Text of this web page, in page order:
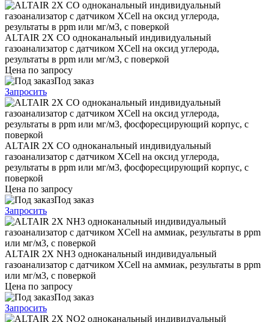
ALTAIR 2X CО одноканальный индивидуальный
газоанализатор с датчиком XCell на оксид углерода,
результаты в ppm или мг/м3, с поверкой
Цена по запросу
Под заказ
Запросить
ALTAIR 2X CО одноканальный индивидуальный
газоанализатор с датчиком XCell на оксид углерода,
результаты в ppm или мг/м3, фосфоресцирующий корпус, с
поверкой
Цена по запросу
Под заказ
Запросить
ALTAIR 2X NH3 одноканальный индивидуальный
газоанализатор с датчиком XCell на аммиак, результаты в ppm
или мг/м3, с поверкой
Цена по запросу
Под заказ
Запросить